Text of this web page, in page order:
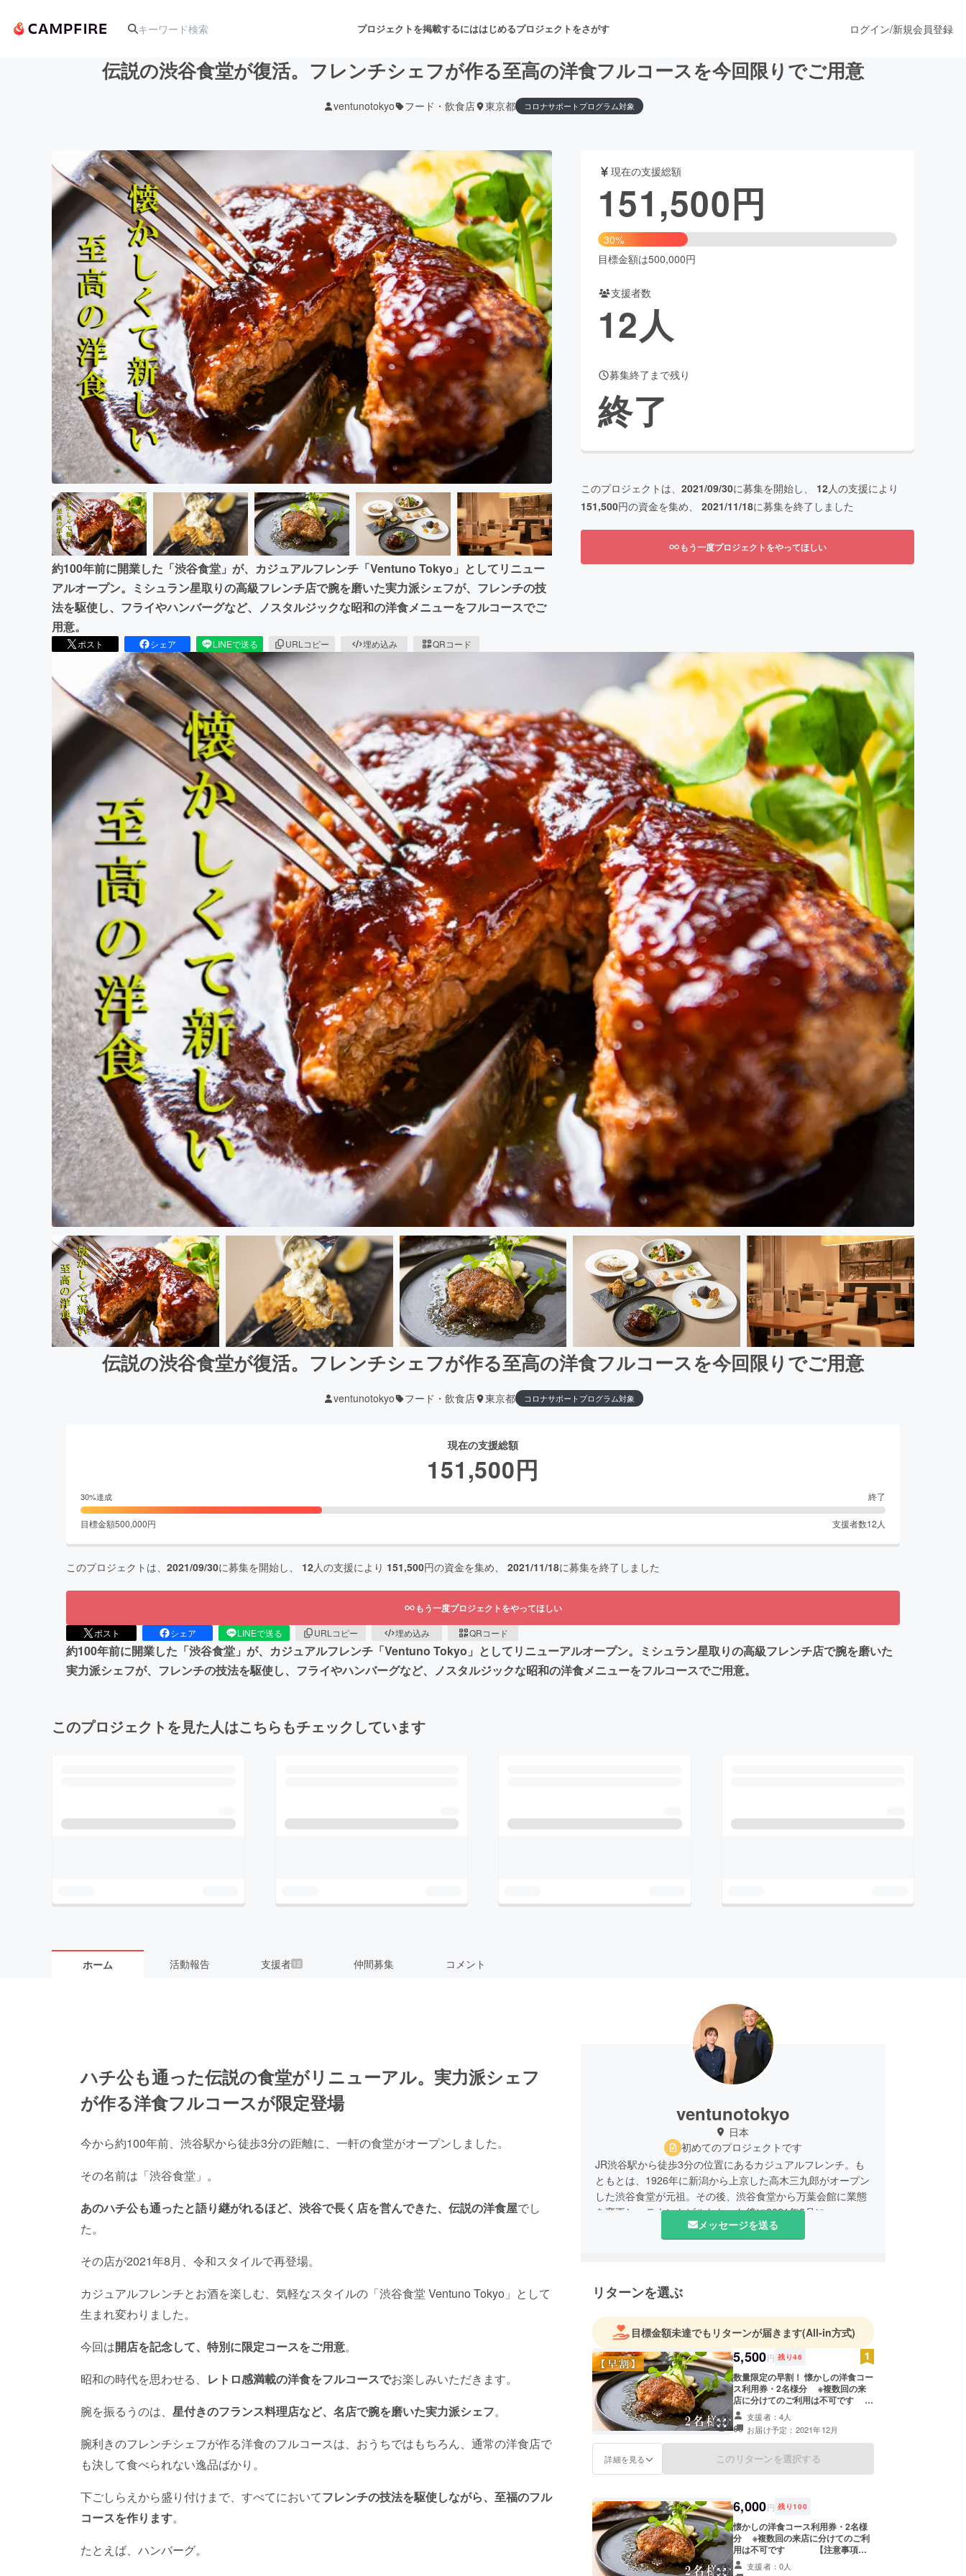
プロジェクトを掲載するにははじめるプロジェクトをさがす
アート・写真 舞台・パフォーマンス
テクノロジー・ガジェット ゲーム・サービス開発 フード・飲食店 ファッション
映像・映画 書籍・雑誌出版 アニメ・漫画
ビジネス・起業 チャレンジ ビューティー・ヘルスケア
まちづくり・地域活性化
CAMPFIRE for Social Good CAMPFIRE Creation
CAMPFIREふるさと納税machi-ya コミュニティ
ログイン/新規会員登録
伝説の渋谷食堂が復活。フレンチシェフが作る至高の洋食フルコースを今回限りでご用意
ventunotokyo フード・飲食店 東京都 コロナサポートプログラム対象
約100年前に開業した「渋谷食堂」が、カジュアルフレンチ「Ventuno Tokyo」としてリニュー
アルオープン。ミシュラン星取りの高級フレンチ店で腕を磨いた実力派シェフが、フレンチの技
法を駆使し、フライやハンバーグなど、ノスタルジックな昭和の洋食メニューをフルコースでご
用意。
ポスト シェア LINEで送る URLコピー 埋め込み QRコード
現在の支援総額
151,500円
30%
目標金額は500,000円
支援者数
12人
募集終了まで残り
終了
このプロジェクトは、 2021/09/30に募集を開始し、 12人の支援により
151,500円の資金を集め、 2021/11/18に募集を終了しました
もう一度プロジェクトをやってほしい
伝説の渋谷食堂が復活。フレンチシェフが作る至高の洋食フルコースを今回限りでご用意
ventunotokyo フード・飲食店 東京都 コロナサポートプログラム対象
現在の支援総額
151,500円
30%達成 終了
目標金額500,000円 支援者数12 人
このプロジェクトは、 2021/09/30に募集を開始し、 12人の支援により 151,500円の資金を集め、 2021/11/18に募集を終了しました
もう一度プロジェクトをやってほしい
ポスト シェア LINEで送る URLコピー 埋め込み QRコード
約100年前に開業した「渋谷食堂」が、カジュアルフレンチ「Ventuno Tokyo」としてリニューアルオープン。ミシュラン星取りの高級フレンチ店で腕を磨いた
実力派シェフが、フレンチの技法を駆使し、フライやハンバーグなど、ノスタルジックな昭和の洋食メニューをフルコースでご用意。
このプロジェクトを見た人はこちらもチェックしています
ホーム 活動報告 支援者 12 仲間募集 コメント
ハチ公も通った伝説の食堂がリニューアル。実力派シェフ
が作る洋食フルコースが限定登場
今から約100年前、渋谷駅から徒歩3分の距離に、一軒の食堂がオープンしました。
その名前は「渋谷食堂」。
あのハチ公も通ったと語り継がれるほど、渋谷で長く店を営んできた、伝説の洋食屋でし
た。
その店が2021年8月、令和スタイルで再登場。
カジュアルフレンチとお酒を楽しむ、気軽なスタイルの「渋谷食堂 Ventuno Tokyo」として
生まれ変わりました。
今回は開店を記念して、特別に限定コースをご用意。
昭和の時代を思わせる、 レトロ感満載の洋食をフルコースでお楽しみいただきます。
腕を振るうのは、 星付きのフランス料理店など、名店で腕を磨いた実力派シェフ。
腕利きのフレンチシェフが作る洋食のフルコースは、おうちではもちろん、通常の洋食店で
も決して食べられない逸品ばかり。
下ごしらえから盛り付けまで、すべてにおいてフレンチの技法を駆使しながら、至福のフル
コースを作ります。
たとえば、ハンバーグ。
ventunotokyo
日本
初めてのプロジェクトです
JR渋谷駅から徒歩3分の位置にあるカジュアルフレンチ。も
ともとは、1926年に新潟から上京した高木三九郎がオープン
した渋谷食堂が元祖。その後、渋谷食堂から万葉会館に業態
を変更し、テナントビルとなった後に2021年8月に
VentunoTokyoとしてオープン。ランチは洋食メニューが中
心。ハンバーグプレートやパスタなど、リーズナブルな価格
ラカルトでも提供。高級フレンチで腕を磨いたシェフが作る
手がけるデザートプレートも、見た目も美しく女性に人気が
高い。
メッセージを送る
リターンを選ぶ
目標金額未達でもリターンが届きます(All-in方式)
5,500円 残り46
数量限定の早割！ 懐かしの洋食コー
ス利用券・2名様分 ※複数回の来
店に分けてのご利用は不可です
【注意事項】 ・コース利用券を
ご利用の際は事前に予約をお願いい
たします。当日来店されてもお使い
いただけません。 ・ご予約は、お
電話にて受け付けます。ご予約時に
以降は100%（使用予定だったコー
ス利用券の消化）とさせていただき
ます。 ・コース利用券の有効期
限：2021年12月1日から2022年5月
30日まで
支援者：4人
お届け予定：2021年12月
詳細を見る このリターンを選択する
6,000円 残り100
懐かしの洋食コース利用券・2名様
分 ※複数回の来店に分けてのご利
用は不可です 【注意事項】
・コース利用券をご利用の際は事
前に予約をお願いいたします。当日
支援者：0人